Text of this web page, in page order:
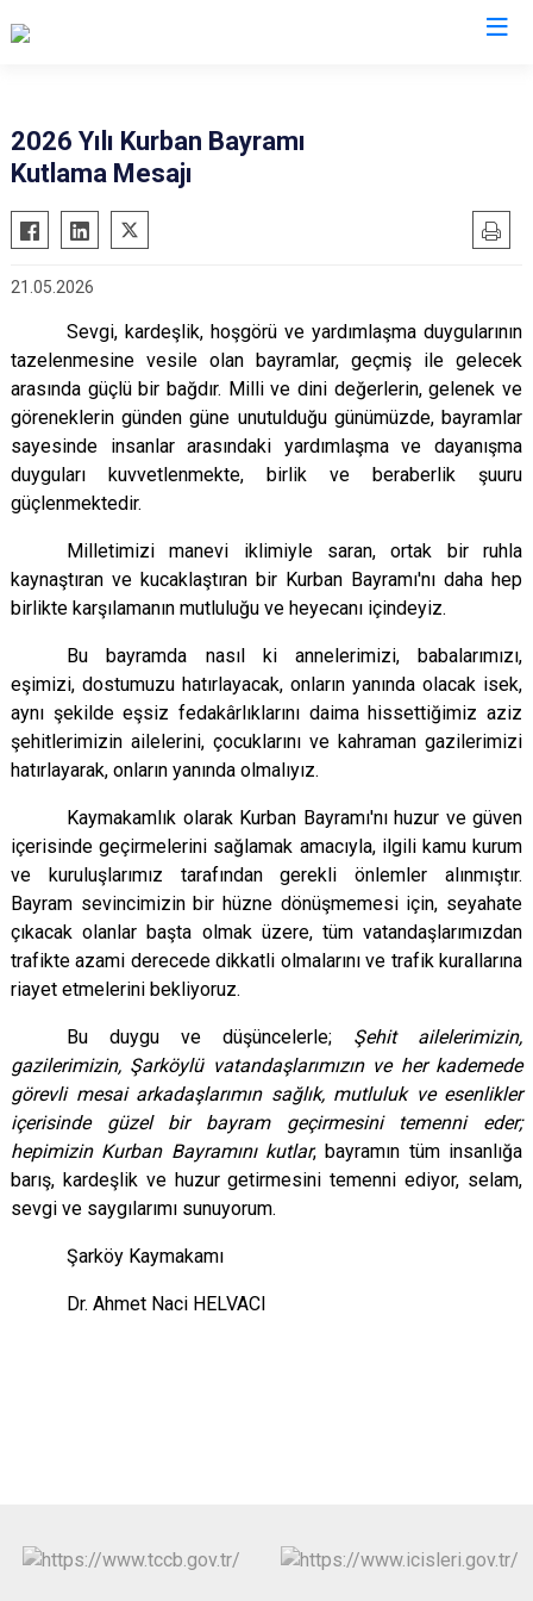
Çerkezköy
Çorlu
Malkara
Marmaraereğlisi
Muratlı
Kapaklı
2026 Yılı Kurban Bayramı
Kutlama Mesajı
21.05.2026
Sevgi, kardeşlik, hoşgörü ve yardımlaşma duygularının
tazelenmesine vesile olan bayramlar, geçmiş ile gelecek
arasında güçlü bir bağdır. Milli ve dini değerlerin, gelenek ve
göreneklerin günden güne unutulduğu günümüzde, bayramlar
sayesinde insanlar arasındaki yardımlaşma ve dayanışma
duyguları kuvvetlenmekte, birlik ve beraberlik şuuru
güçlenmektedir.
Milletimizi manevi iklimiyle saran, ortak bir ruhla
kaynaştıran ve kucaklaştıran bir Kurban Bayramı'nı daha hep
birlikte karşılamanın mutluluğu ve heyecanı içindeyiz.
Bu bayramda nasıl ki annelerimizi, babalarımızı,
eşimizi, dostumuzu hatırlayacak, onların yanında olacak isek,
aynı şekilde eşsiz fedakârlıklarını daima hissettiğimiz aziz
şehitlerimizin ailelerini, çocuklarını ve kahraman gazilerimizi
hatırlayarak, onların yanında olmalıyız.
Kaymakamlık olarak Kurban Bayramı'nı huzur ve güven
içerisinde geçirmelerini sağlamak amacıyla, ilgili kamu kurum
ve kuruluşlarımız tarafından gerekli önlemler alınmıştır.
Bayram sevincimizin bir hüzne dönüşmemesi için, seyahate
çıkacak olanlar başta olmak üzere, tüm vatandaşlarımızdan
trafikte azami derecede dikkatli olmalarını ve trafik kurallarına
riayet etmelerini bekliyoruz.
Bu duygu ve düşüncelerle; Şehit ailelerimizin,
gazilerimizin, Şarköylü vatandaşlarımızın ve her kademede
görevli mesai arkadaşlarımın sağlık, mutluluk ve esenlikler
içerisinde güzel bir bayram geçirmesini temenni eder;
hepimizin Kurban Bayramını kutlar, bayramın tüm insanlığa
barış, kardeşlik ve huzur getirmesini temenni ediyor, selam,
sevgi ve saygılarımı sunuyorum.
Şarköy Kaymakamı
Dr. Ahmet Naci HELVACI